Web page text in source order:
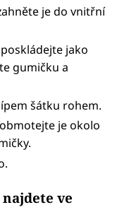
je do vnitřní
jako
gumičku a
šátku rohem.
je okolo
ve